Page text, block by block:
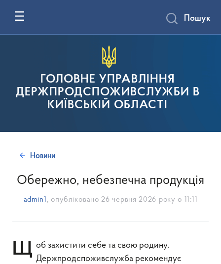
ГОЛОВНЕ УПРАВЛІННЯ
ДЕРЖПРОДСПОЖИВСЛУЖБИ В
КИЇВСЬКІЙ ОБЛАСТІ
Пошук
Новини
Обережно, небезпечна продукція
admin1 , опубліковано 26 червня 2026 року о 11:11
Щоб захистити себе та свою родину, Держпродспоживслужба рекомендує